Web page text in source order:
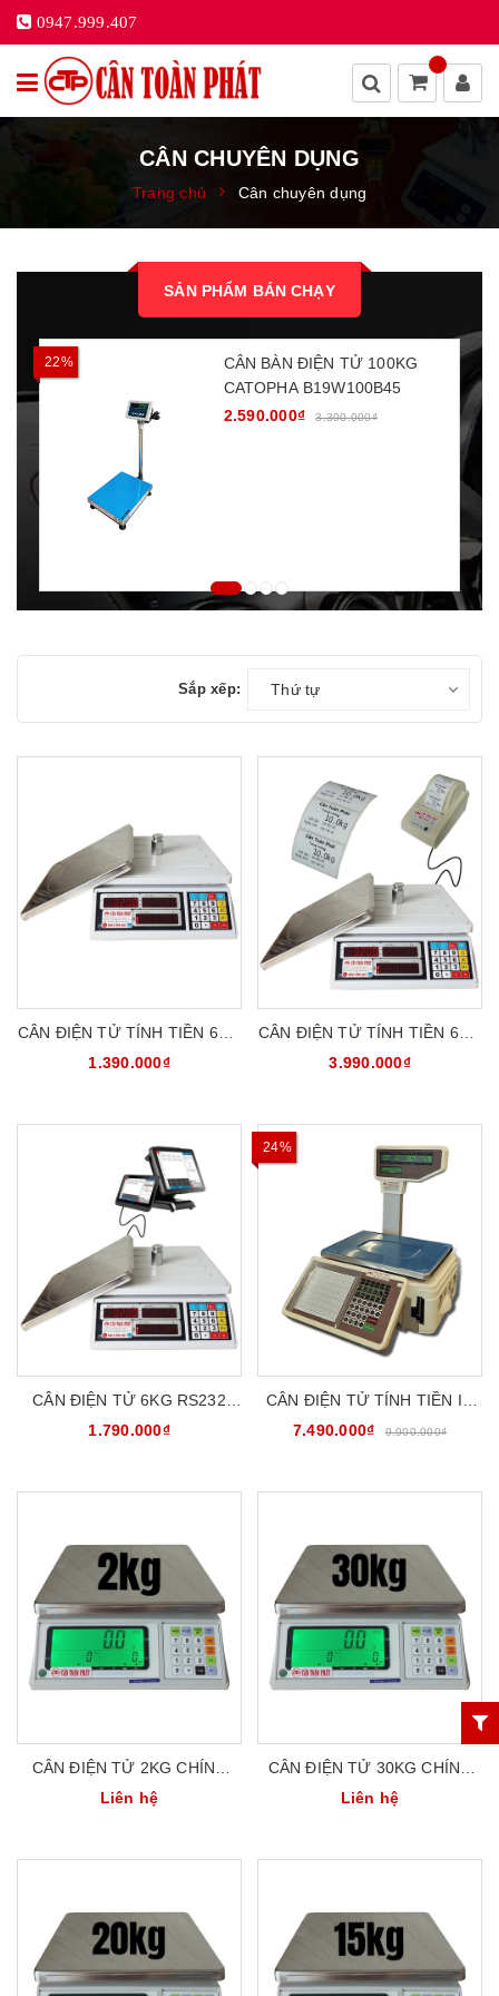
0947.999.407
CÂN CHUYÊN DỤNG
Trang chủ Cân chuyên dụng
SẢN PHẨM BÁN CHẠY
22%
CÂN BÀN ĐIỆN TỬ 100KG
CATOPHA B19W100B45
2.590.000₫
3.300.000₫
Sắp xếp: Thứ tự
CÂN ĐIỆN TỬ TÍNH TIỀN 6KG
UTE UPA-Q6
1.390.000₫
CÂN ĐIỆN TỬ TÍNH TIỀN 6KG
IN TEM NHÃN DÁN UTE6-
3.990.000₫
CÂN ĐIỆN TỬ 6KG RS232
KẾT NỐI PHẦN MỀM BÁN
1.790.000₫
24%
CÂN ĐIỆN TỬ TÍNH TIỀN IN
HÓA ĐƠN 30KG DETECTO
7.490.000₫ 9.900.000₫
CÂN ĐIỆN TỬ 2KG CHÍNH
XÁC CAO UTE KANEXT
Liên hệ
CÂN ĐIỆN TỬ 30KG CHÍNH
XÁC CAO UTE KANEXT
Liên hệ